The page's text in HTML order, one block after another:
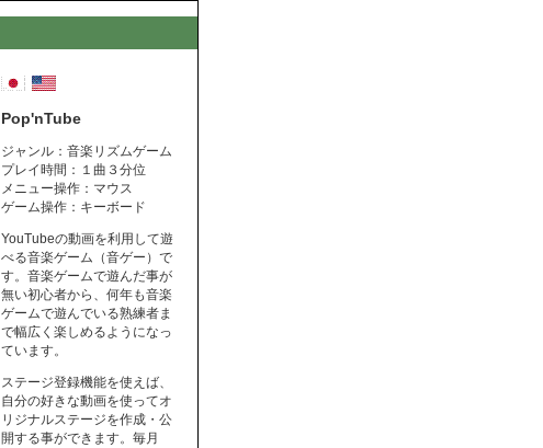
Pop'nTube
ジャンル：音楽リズムゲーム
プレイ時間：１曲３分位
メニュー操作：マウス
ゲーム操作：キーボード
YouTubeの動画を利用して遊
べる音楽ゲーム（音ゲー）で
す。音楽ゲームで遊んだ事が
無い初心者から、何年も音楽
ゲームで遊んでいる熟練者ま
で幅広く楽しめるようになっ
ています。
ステージ登録機能を使えば、
自分の好きな動画を使ってオ
リジナルステージを作成・公
開する事ができます。毎月